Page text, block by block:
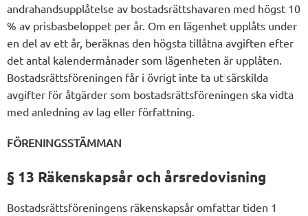
andrahandsupplåtelse av bostadsrättshavaren med högst 10
% av prisbasbeloppet per år. Om en lägenhet upplåts under
en del av ett år, beräknas den högsta tillåtna avgiften efter
det antal kalendermånader som lägenheten är upplåten.
Bostadsrättsföreningen får i övrigt inte ta ut särskilda
avgifter för åtgärder som bostadsrättsföreningen ska vidta
med anledning av lag eller författning.
FÖRENINGSSTÄMMAN
§ 13 Räkenskapsår och årsredovisning
Bostadsrättsföreningens räkenskapsår omfattar tiden 1